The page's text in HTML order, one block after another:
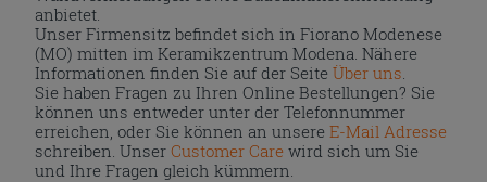
anbietet.
Unser Firmensitz befindet sich in Fiorano Modenese
(MO) mitten im Keramikzentrum Modena. Nähere
Informationen finden Sie auf der Seite Über uns
Sie haben Fragen zu Ihren Online Bestellungen? Sie
können uns entweder unter der Telefonnummer
erreichen, oder Sie können an unsereE-Mail Adresse
schreiben. UnserCustomer Care wird sich um Sie
und Ihre Fragen gleich kümmern.